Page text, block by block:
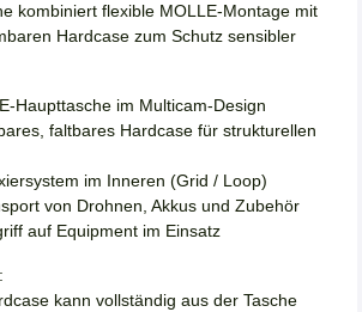
kombiniert flexible MOLLE-Montage mit
Hardcase zum Schutz sensibler
Haupttasche im Multicam-Design
faltbares Hardcase für strukturellen
im Inneren (Grid / Loop)
von Drohnen, Akkus und Zubehör
auf Equipment im Einsatz
kann vollständig aus der Tasche